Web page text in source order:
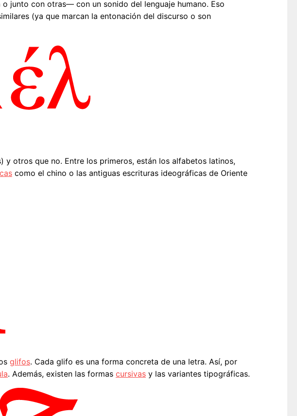
junto con otras— con un sonido del lenguaje humano. Eso
(ya que marcan la entonación del discurso o son
y otros que no. Entre los primeros, están los alfabetos latinos,
como el chino o las antiguas escrituras ideográficas de Oriente
glifos. Cada glifo es una forma concreta de una letra. Así, por
. Además, existen las formas cursivas y las variantes tipográficas.